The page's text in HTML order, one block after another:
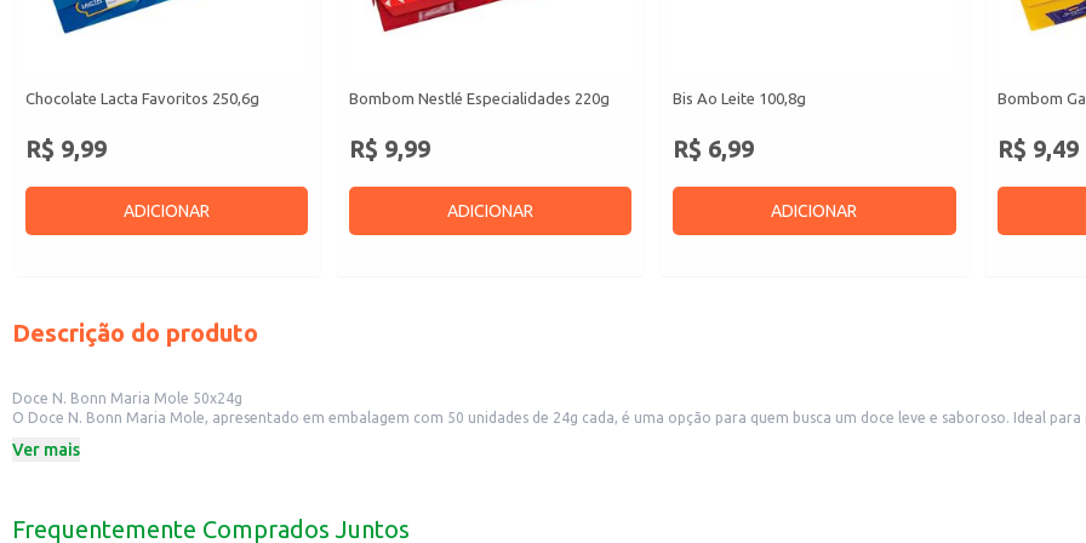
Chocolate Lacta Favoritos 250,6g
R$ 9,99
ADICIONAR
Bombom Nestlé Especialidades 220g
R$ 9,99
ADICIONAR
Bis Ao Leite 100,8g
R$ 6,99
ADICIONAR
Bombom
R$ 9,49
Descrição do produto
Doce N. Bonn Maria Mole 50x24g
O Doce N. Bonn Maria Mole, apresentado em embalagem com 50 unidades de 24g cada, é uma opção para quem busca um doce leve e saboroso. Ideal
Dicas de uso:
O Doce N. Bonn Maria Mole é uma escolha prática e saborosa para diversas ocasiões, oferecendo uma alternativa doce e agradável para seus clientes e
Ver mais
Frequentemente Comprados Juntos